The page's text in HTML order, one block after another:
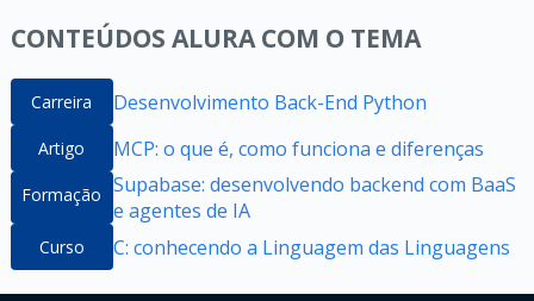
CONTEÚDOS ALURA COM O TEMA
Carreira Desenvolvimento Back-End Python
Artigo MCP: o que é, como funciona e diferenças
Formação Supabase: desenvolvendo backend com BaaS
e agentes de IA
Curso C: conhecendo a Linguagem das Linguagens